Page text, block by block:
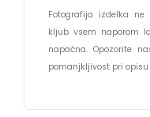
Fotografija izdelka
kljub vsem naporom
napačna. Opozorite
pomanjkljivost pri